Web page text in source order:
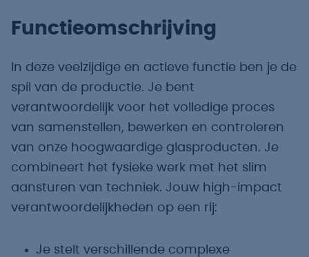
Functieomschrijving
In deze veelzijdige en actieve functie ben je de
spil van de productie. Je bent
verantwoordelijk voor het volledige proces
van samenstellen, bewerken en controleren
van onze hoogwaardige glasproducten. Je
combineert het fysieke werk met het slim
aansturen van techniek. Jouw high-impact
verantwoordelijkheden op een rij:
Je stelt verschillende complexe